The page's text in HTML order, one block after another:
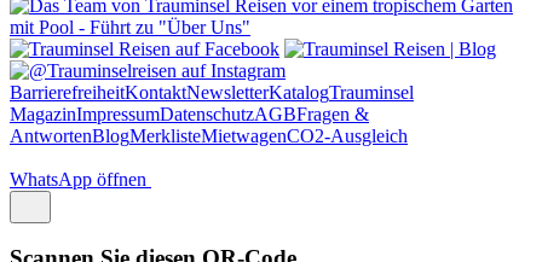
BarrierefreiheitKontaktNewsletterKatalogTrauminsel
MagazinImpressumDatenschutzAGBFragen &
AntwortenBlogMerklisteMietwagenCO2-Ausgleich
WhatsApp öffnen